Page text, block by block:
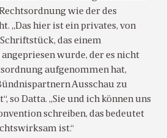
wie der des
„Das hier ist ein privates, von
das einem
wurde, der es nicht
aufgenommen hat,
Ausschau zu
so Datta. „Sie und ich können uns
schreiben, das bedeutet
ist.“